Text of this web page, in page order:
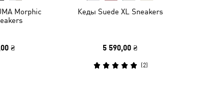
Morphic
₴
Кеды Suede XL Sneakers
5 590,00 ₴
(2)